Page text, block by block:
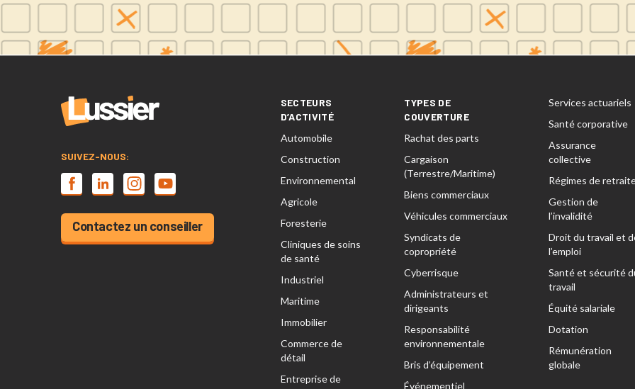
SUIVEZ-NOUS:
Contactez un conseiller
SECTEURS
D’ACTIVITÉ
Automobile
Construction
Environnemental
Agricole
Foresterie
Cliniques de soins
de santé
Industriel
Maritime
Immobilier
Commerce de
détail
Entreprise de
TYPES DE
COUVERTURE
Rachat des parts
Cargaison
(Terrestre/Maritime)
Biens commerciaux
Véhicules commerciaux
Syndicats de
copropriété
Cyberrisque
Administrateurs et
dirigeants
Responsabilité
environnementale
Bris d’équipement
Événementiel
Services actuariels
Santé corporative
Assurance
collective
Régimes de
Gestion de
l’invalidité
Droit du travail et
l’emploi
Santé et sécurité
travail
Équité salariale
Dotation
Rémunération
globale